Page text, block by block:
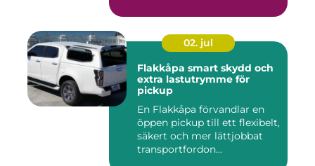
02. jul
Flakkåpa smart skydd och
extra lastutrymme för
pickup
En Flakkåpa förvandlar en
öppen pickup till ett flexibelt,
säkert och mer lättjobbat
transportfordon...